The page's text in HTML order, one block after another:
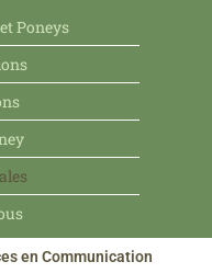
Poneys
en Communication